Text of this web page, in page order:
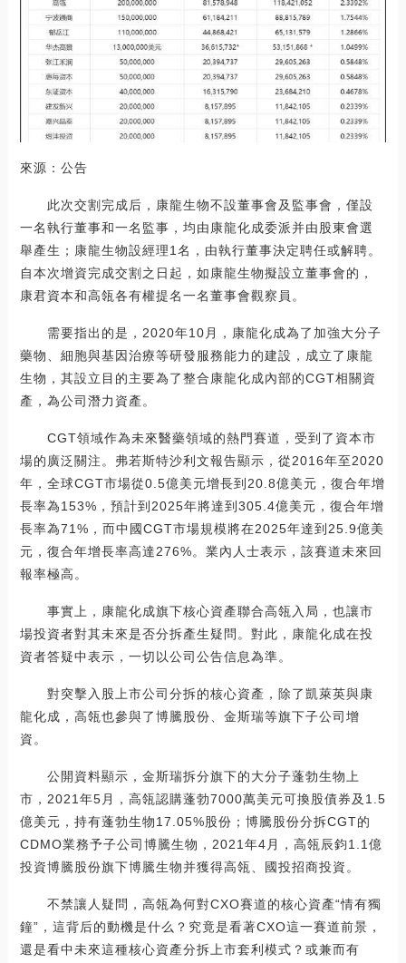
來源：公告
此次交割完成后，康龍生物不設董事會及監事會，僅設
一名執行董事和一名監事，均由康龍化成委派并由股東會選
舉產生；康龍生物設經理1名，由執行董事決定聘任或解聘。
自本次增資完成交割之日起，如康龍生物擬設立董事會的，
康君資本和高瓴各有權提名一名董事會觀察員。
需要指出的是，2020年10月，康龍化成為了加強大分子
藥物、細胞與基因治療等研發服務能力的建設，成立了康龍
生物，其設立目的主要為了整合康龍化成內部的CGT相關資
產，為公司潛力資產。
CGT領域作為未來醫藥領域的熱門賽道，受到了資本市
場的廣泛關注。弗若斯特沙利文報告顯示，從2016年至2020
年，全球CGT市場從0.5億美元增長到20.8億美元，復合年增
長率為153%，預計到2025年將達到305.4億美元，復合年增
長率為71%，而中國CGT市場規模將在2025年達到25.9億美
元，復合年增長率高達276%。業內人士表示，該賽道未來回
報率極高。
事實上，康龍化成旗下核心資產聯合高瓴入局，也讓市
場投資者對其未來是否分拆產生疑問。對此，康龍化成在投
資者答疑中表示，一切以公司公告信息為準。
對突擊入股上市公司分拆的核心資產，除了凱萊英與康
龍化成，高瓴也參與了博騰股份、金斯瑞等旗下子公司增
資。
公開資料顯示，金斯瑞拆分旗下的大分子蓬勃生物上
市，2021年5月，高瓴認購蓬勃7000萬美元可換股債券及1.5
億美元，持有蓬勃生物17.05%股份；博騰股份分拆CGT的
CDMO業務予子公司博騰生物，2021年4月，高瓴辰鈞1.1億
投資博騰股份旗下博騰生物并獲得高瓴、國投招商投資。
不禁讓人疑問，高瓴為何對CXO賽道的核心資產“情有獨
鐘”，這背后的動機是什么？究竟是看著CXO這一賽道前景，
還是看中未來這種核心資產分拆上市套利模式？或兼而有